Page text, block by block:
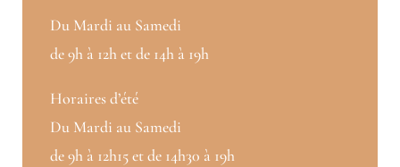
Du Mardi au Samedi
de 9h à 12h et de 14h à 19h
Horaires d’été
Du Mardi au Samedi
de 9h à 12h15 et de 14h30 à 19h